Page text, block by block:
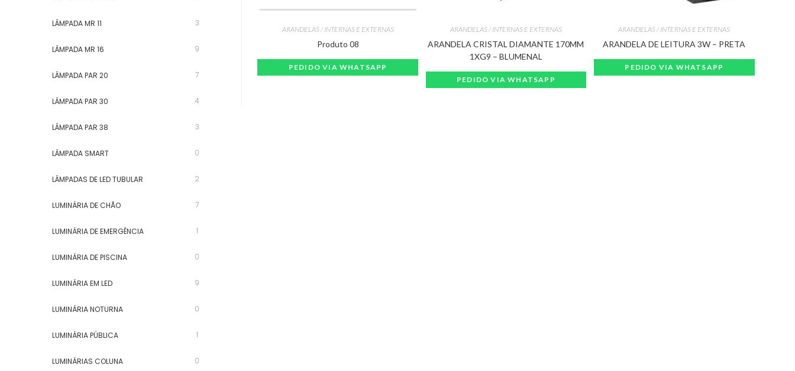
ARANDELAS / INTERNAS E EXTERNAS
Produto 08
PEDIDO VIA WHATSAPP
ARANDELAS / INTERNAS E EXTERNAS
ARANDELA CRISTAL DIAMANTE 170MM
1XG9 – BLUMENAL
PEDIDO VIA WHATSAPP
ARANDELAS / INTERNAS E EXTERNAS
ARANDELA DE LEITURA 3W – PRETA
PEDIDO VIA WHATSAPP
LÂMPADA MR 11 3
LÂMPADA MR 16 9
LÂMPADA PAR 20 7
LÂMPADA PAR 30 4
LÂMPADA PAR 38 3
LÂMPADA SMART 0
LÂMPADAS DE LED TUBULAR 2
LUMINÁRIA DE CHÃO 7
LUMINÁRIA DE EMERGÊNCIA 1
LUMINÁRIA DE PISCINA 0
LUMINÁRIA EM LED 9
LUMINÁRIA NOTURNA 0
LUMINÁRIA PÚBLICA 1
LUMINÁRIAS COLUNA 0